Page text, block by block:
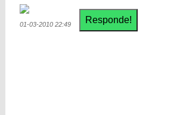
01-03-2010 22:49